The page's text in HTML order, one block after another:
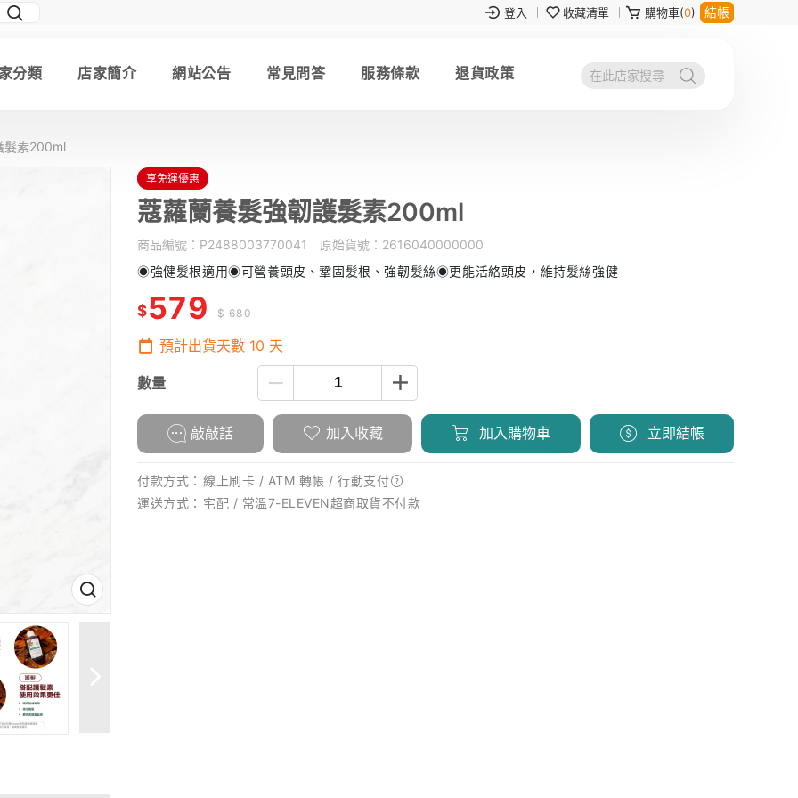
登入 收藏清單 購物車(0) 結帳
分類 店家簡介 網站公告 常見問答 服務條款 退貨政策
髮素200ml
享免運優惠
蔻蘿蘭養髮強韌護髮素200ml
商品編號： P2488003770041 原始貨號： 2616040000000
◉強健髮根適用◉可營養頭皮、鞏固髮根、強韌髮絲◉更能活絡頭皮，維持髮絲強健
$579 $ 680
預計出貨天數 10 天
數量
敲敲話 加入收藏 加入購物車 立即結帳
付款方式： 線上刷卡 / ATM 轉帳 / 行動支付
運送方式： 宅配 / 常溫7-ELEVEN超商取貨不付款